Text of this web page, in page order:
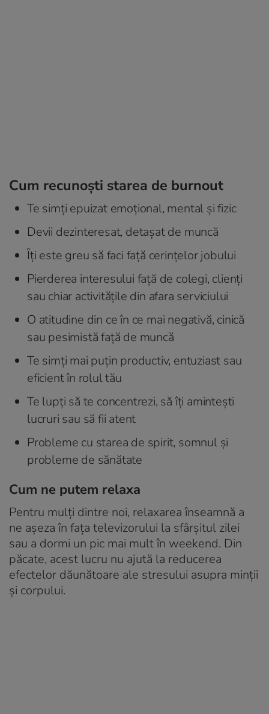
Cum recunoști starea de burnout
Te simți epuizat emoțional, mental și fizic
Devii dezinteresat, detașat de muncă
Îți este greu să faci față cerințelor jobului
Pierderea interesului față de colegi, clienți
sau chiar activitățile din afara serviciului
O atitudine din ce în ce mai negativă, cinică
sau pesimistă față de muncă
Te simți mai puțin productiv, entuziast sau
eficient în rolul tău
Te lupți să te concentrezi, să îți amintești
lucruri sau să fii atent
Probleme cu starea de spirit, somnul și
probleme de sănătate
Cum ne putem relaxa
Pentru mulți dintre noi, relaxarea înseamnă a
ne așeza în fața televizorului la sfârșitul zilei
sau a dormi un pic mai mult în weekend. Din
păcate, acest lucru nu ajută la reducerea
efectelor dăunătoare ale stresului asupra minții
și corpului.